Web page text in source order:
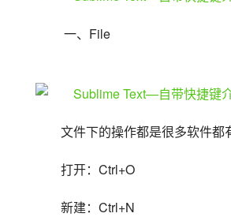
一、File
文件下的操作都是很多软件都
打开：Ctrl+O
新建：Ctrl+N